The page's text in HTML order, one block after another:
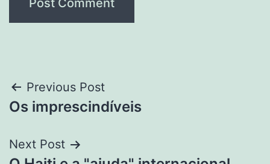
Post
navigation
Previous Post
Os imprescindíveis
Next Post